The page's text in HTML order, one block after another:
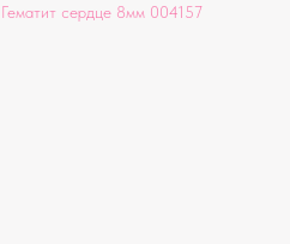
Гематит сердце 8мм 004157